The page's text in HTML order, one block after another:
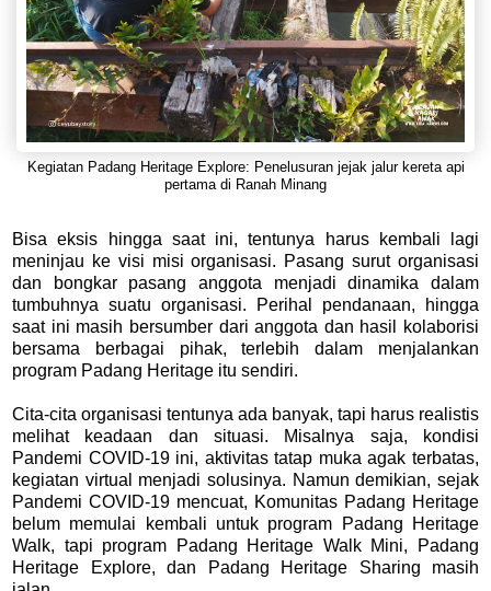
Kegiatan Padang Heritage Explore: Penelusuran jejak jalur kereta api
pertama di Ranah Minang
Bisa eksis hingga saat ini, tentunya harus kembali lagi
meninjau ke visi misi organisasi. Pasang surut organisasi
dan bongkar pasang anggota menjadi dinamika dalam
tumbuhnya suatu organisasi. Perihal pendanaan, hingga
saat ini masih bersumber dari anggota dan hasil kolaborisi
bersama berbagai pihak, terlebih dalam menjalankan
program Padang Heritage itu sendiri.
Cita-cita organisasi tentunya ada banyak, tapi harus realistis
melihat keadaan dan situasi. Misalnya saja, kondisi
Pandemi COVID-19 ini, aktivitas tatap muka agak terbatas,
kegiatan virtual menjadi solusinya. Namun demikian, sejak
Pandemi COVID-19 mencuat, Komunitas Padang Heritage
belum memulai kembali untuk program Padang Heritage
Walk, tapi program Padang Heritage Walk Mini, Padang
Heritage Explore, dan Padang Heritage Sharing masih